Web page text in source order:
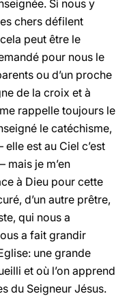
Si nous y
chers défilent
peut être le
pour nous le
ou d’un proche
de la croix et à
rappelle toujours le
le catéchisme,
est au Ciel c’est
mais je m’en
à Dieu pour cette
d’un autre prêtre,
qui nous a
a fait grandir
une grande
et où l’on apprend
du Seigneur Jésus.